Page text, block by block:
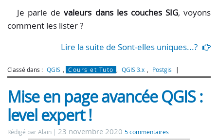
Je parle devaleurs dans les couches SIG, voyons
comment les lister ?
Lire la suite de Sont-elles uniques...?
Classé dans : QGIS Cours et Tuto QGIS 3.x Postgis
Mise en page avancée QGIS :
level expert !
Rédigé par Alain 23 novembre 2020 5 commentaires